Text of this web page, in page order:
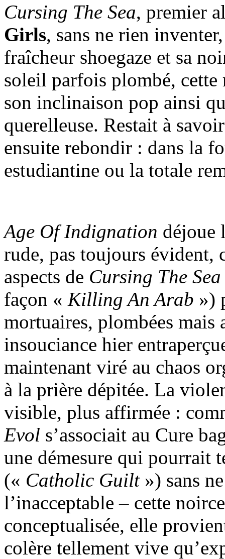
Cursing The Sea, premier
Girls, sans ne rien
fraîcheur shoegaze et sa
soleil parfois plombé, cette
son inclinaison pop ainsi
querelleuse. Restait à
ensuite rebondir : dans la
estudiantine ou la totale
Age Of Indignation déjoue
rude, pas toujours évident,
aspects de Cursing The Sea
façon « Killing An Arab »)
mortuaires, plombées mais
insouciance hier
maintenant viré au chaos
à la prière dépitée. La
visible, plus affirmée :
Evol s’associait au Cure
une démesure qui pourrait
(« Catholic Guilt») sans
l’inacceptable – cette
conceptualisée, elle
colère tellement vive